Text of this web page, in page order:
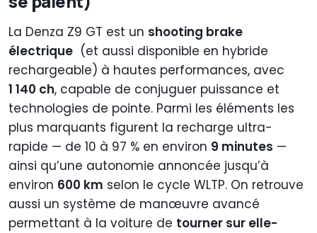
La Denza Z9 GT est un shooting brake
électrique (et aussi disponible en hybride
rechargeable) à hautes performances, avec
1 140 ch, capable de conjuguer puissance et
technologies de pointe. Parmi les éléments les
plus marquants figurent la recharge ultra-
rapide — de 10 à 97 % en environ 9 minutes —
ainsi qu’une autonomie annoncée jusqu’à
environ 600 km selon le cycle WLTP. On retrouve
aussi un système de manœuvre avancé
permettant à la voiture de tourner sur elle-